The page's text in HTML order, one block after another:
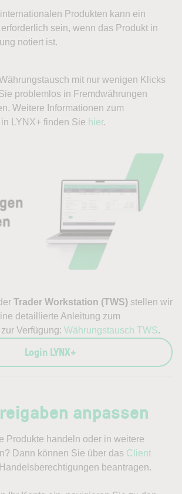
Produkten kann ein
sein, wenn das Produkt in
notiert ist.
mit nur wenigen Klicks
problemlos in Fremdwährungen
Weitere Informationen zum
LYNX+ finden Sie hier.
Trader Workstation (TWS) stellen wir
detaillierte Anleitung zum
Verfügung: Währungstausch TWS.
Login LYNX+
anpassen
Produkte handeln oder in weitere
Dann können Sie über das Client
beantragen.